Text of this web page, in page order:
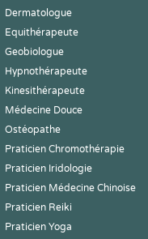
Dermatologue
Equithérapeute
Geobiologue
Hypnothérapeute
Kinesithérapeute
Médecine Douce
Ostéopathe
Praticien Chromothérapie
Praticien Iridologie
Praticien Médecine Chinoise
Praticien Reiki
Praticien Yoga